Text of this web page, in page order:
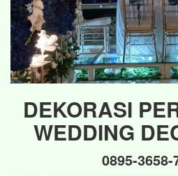
DEKORASI
WEDDING
0895-3658-